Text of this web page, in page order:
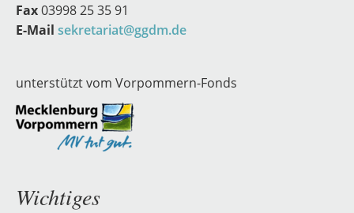
Fax03998 25 35 91
E-Mail sekretariat@ggdm.de
unterstützt vom Vorpommern-Fonds
Wichtiges